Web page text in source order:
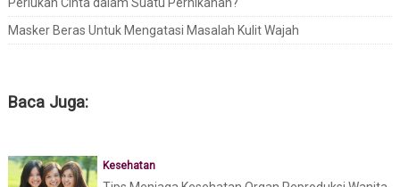
Masker Beras Untuk Mengatasi Masalah Kulit Wajah
Baca Juga:
Kesehatan